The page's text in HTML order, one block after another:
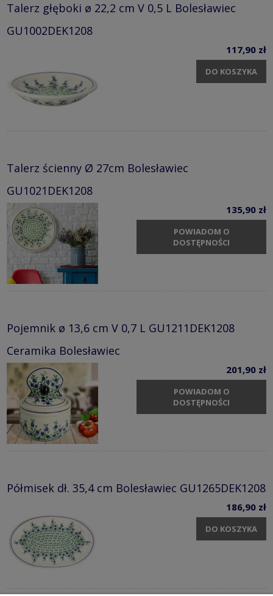
Talerz głęboki ø 22,2 cm V 0,5 L Bolesławiec
GU1002DEK1208
117,90 zł
DO KOSZYKA
Talerz ścienny Ø 27cm Bolesławiec
GU1021DEK1208
135,90 zł
POWIADOM O
DOSTĘPNOŚCI
Pojemnik ø 13,6 cm V 0,7 L GU1211DEK1208
Ceramika Bolesławiec
201,90 zł
POWIADOM O
DOSTĘPNOŚCI
Półmisek dł. 35,4 cm Bolesławiec GU1265DEK1208
186,90 zł
DO KOSZYKA